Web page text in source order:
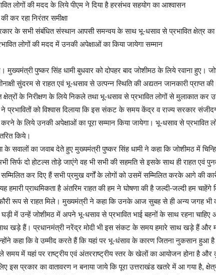
लोगों की मदद के लिये पीएम ने दिया है हरसंभव सहयोग का आश्वासन
कर रहा निरंतर समीक्षा
के सभी संबंधित संस्थान आपसी समन्वय के साथ भू-धसाव से प्रभावित क्षेत्र
लोगों की मदद में उनकी अपेक्षाओं का किया जायेगा सम्मान
मुख्यमंत्री पुष्कर सिंह धामी बुधवार को दोपहर बाद जोशीमठ के लिये रवाना हुए।
सुंदरम से राहत एवं भू-धसाव से उत्पन्न स्थिति की अद्यतन जानकारी प्राप्त
क्षेत्रों के निरीक्षण के लिये निकले तथा भू-धसाव से प्रभावित लोगों से मुलाकात
ने प्रभावितों को विश्वास दिलाया कि इस संकट के समय केंद्र व राज्य सरकार
करने के लिये उनकी अपेक्षाओं का पूरा सम्मान किया जायेगा। भू-धसाव से प्रभावित
किये।
के सवालों का जवाब देते हुए मुख्यमंत्री पुष्कर सिंह धामी ने कहा कि जोशीमठ में
सिर्फ दो होटल्स तोड़े जाएंगे वह भी सभी की सहमति से इसके साथ ही राहत एवं
कर दिए हैं सभी प्रमुख वर्गों के लोगों को उसमें सम्मिलित करके आगे की
हमारी प्राथमिकता है अंतरिम राहत की हम ने घोषणा की है जल्दी-जल्दी हम
रूप से राहत मिले। मुख्यमंत्री ने कहा कि उनके आज सुबह से ही अन्य जगह भी
में उन्हें जोशीमठ में अपने भू-धसाव से प्रभावित भाई बहनों के साथ रहना
खड़े हैं। प्रधानमंत्री नरेंद्र मोदी भी इस संकट के समय हमारे साथ खड़े हैं और
कहा कि वे उम्मीद करते हैं कि यहां पर भू-धंसाव के कारण जितना नुकसान
समय में यहां पर राष्ट्रीय एवं अंतरराष्ट्रीय स्तर के खेलों का आयोजन होना है और
इस प्रकार का वातावरण न बनाया जाये कि पूरा उत्तराखंड खतरे में आ गया है,